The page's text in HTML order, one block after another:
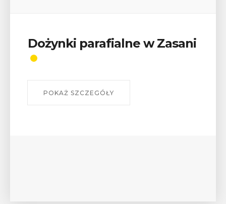
Wykład „Jak zdobyć
odznaki na myślenickich
W środę 12 sierpnia o godz. 17 w Miejskiej